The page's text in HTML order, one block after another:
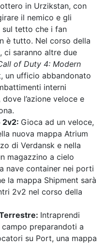
in Urzikstan, con
il nemico e gli
tetto che i fan
è tutto. Nel corso della
ci saranno altre due
of Duty 4: Modern
un ufficio abbandonato
interni
l’azione veloce e
2v2: Gioca ad un veloce,
nuova mappa Atrium
di Verdansk e nella
magazzino a cielo
nave container nei porti
la mappa Shipment sarà
2v2 nel corso della
Intraprendi
campo preparandoti a
su Port, una mappa